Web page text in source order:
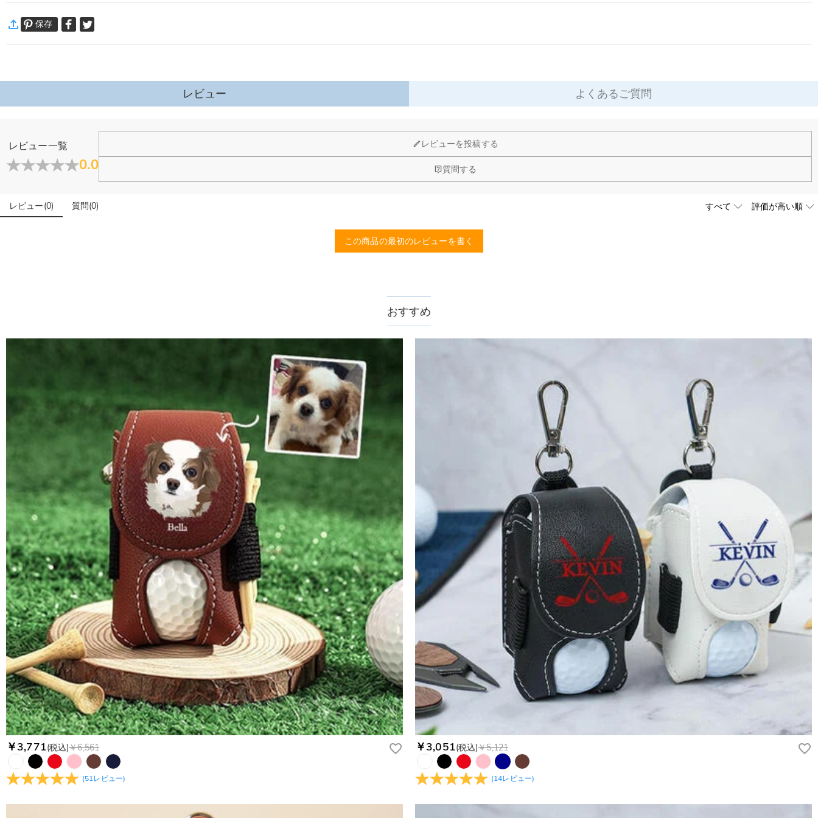
【持ち運びが簡単】コンパクトなサイズと軽量設計により、持ち運びが簡単で、コース上での使用が簡単です。
【耐久性】ゴルフ多機能バッグは高品質の本革素材で作られており、頑丈で耐久性があり、通常の使用による磨耗に耐えます。
【幅広い用途】: ゴルフトレーニング、競技、日常生活に適しています。小さなゴルフボールポーチはゴルフトレーニングの収納バッグに最適です。
【完璧なギフト】ゴルフ愛好家や初心者への完璧なギフト。
通常配送: 5-9営業日
詳細はこちら
詳細はこちら
保存
レビュー よくあるご質問
レビュー一覧
0.0
レビューを投稿する
質問する
レビュー(0) 質問(0)
この商品の最初のレビューを書く
ホーム＆雑貨
大量注文の制作は承っておりますか？
はい、対応可能です。ご希望の数量、デザイン、文字内容、ご予算などをご連絡いただけましたら、無料でお見積もりを作成いたします。お気軽にお問い合わせください。
商品のベスト効果のために、お写真を選ぶ際に可能な限り最高品質（画素数の高画像データ）の画像をご使用ください。
ご注文の納品書・領収書といった明細書は商品に同梱しておりません。領収書発行をご希望の場合は、ご注文明細をメールにてご確認ください。
が発生する場合がございます。
お客様が商品受け取り後、60日以内の未使用品の返品は可能です。受注生産品のため、返品は50%の返品手数料(材料費)が発生致します。詳細は
注文＆支払いについて
注文後に注文の内容を変更できますか？
もし注文確認メールをご確認後、注文内容に間違いでもありましたら、至急カスタマーサポート【Eメール：service@drawelry.jp】までご連絡ください。ご連絡頂く時に注文番号もお送りください。
Drawelryからのメールが届きません。
Drawelryからのメールが届いていない場合、次の可能性が考えられます。原因①迷惑メールフォルダに移動されている。解決策：迷惑メールフォルダに届いているDrawelryからのメールを迷惑メールでな
いよう操作して、service@drawelry.jp からのメールが正しく届くように、迷惑メールフィルターの設定を変更してください。原因②通信状態などによりメールの到着が遅れている。解決策：数時間たって
も届かない場合は、今後お送りするメールも遅れる可能性がありますので、別のメールアドレスからお名前とご住所を記載したメールを service@drawelry.jp へ送信してください。原因③メールアドレス
の入力に誤りがある。解決策：お名前とご住所を記載したメールを service@drawelry.jp へ送信してください。
支払方法は何がありますか？
お支払い方法は、クレジットカード、コンビニ前払い、Paypal、ApplePay、GooglePayからお選びいただけます。
コンビニ前払いのお支払い期限はいつまででしょうか
コンビニ前払いのお支払い期限はご注文から 6 日間となります。
支払い情報は保護されますか？
お支払い情報は高度なセキュリティで保護されております。お客様のお支払い情報は当社のサーバーに一切保存されません。Paypal又はクレジットカート発行会社によって処理されます。
個人情報は保護されますか？
当社では、個人情報保護を目的としたコンプライアンスに則り、プライバシーポリシーを定めています。お客様に安心かつ安全にご利用いただけるよう最善の注意を払い、個人情報を厳重に取り扱ってい
ます。 詳細はプライバシーポリシー までご確認ください
おすすめ
￥3,771(税込)￥6,561
(51レビュー)
￥3,051(税込)￥5,121
(14レビュー)